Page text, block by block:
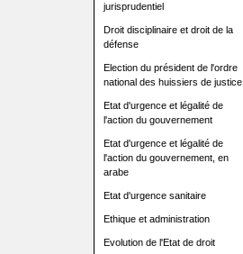
jurisprudentiel
Droit disciplinaire et droit de la
défense
Election du président de l'ordre
national des huissiers de justice
Etat d'urgence et légalité de
l'action du gouvernement
Etat d'urgence et légalité de
l'action du gouvernement, en
arabe
Etat d'urgence sanitaire
Ethique et administration
Evolution de l'Etat de droit